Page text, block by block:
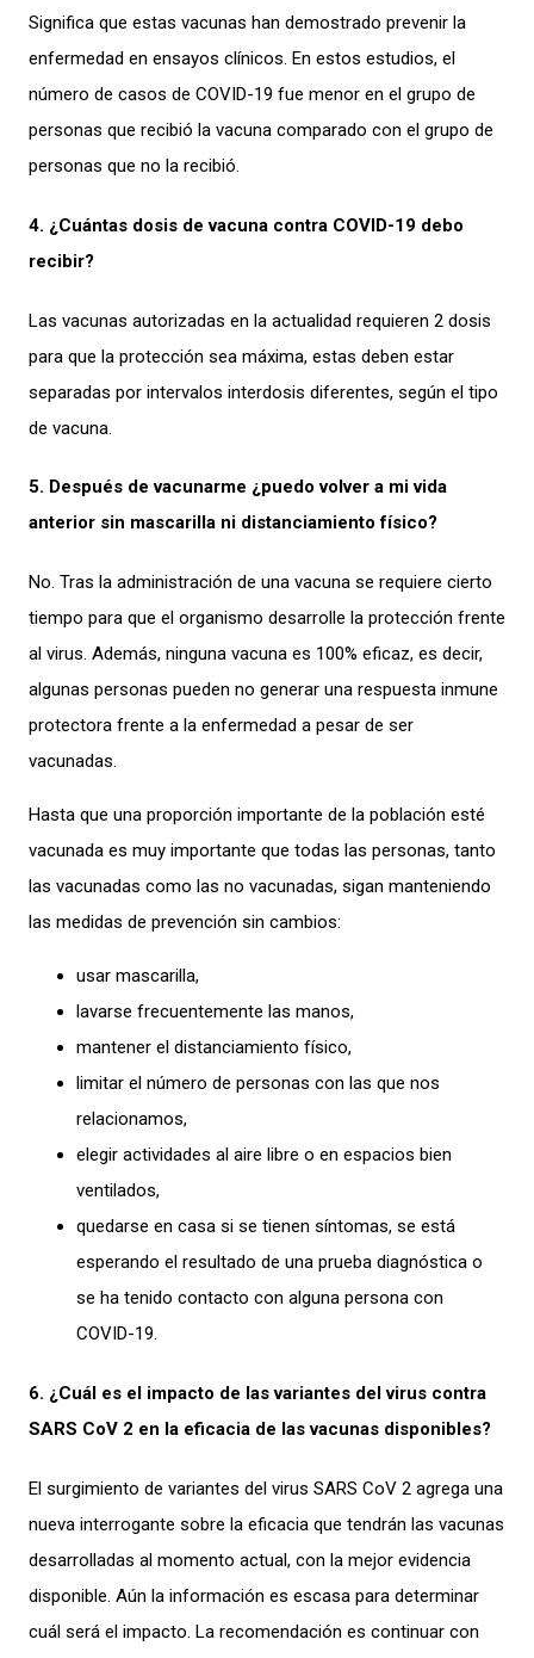
Significa que estas vacunas han demostrado prevenir la
enfermedad en ensayos clínicos. En estos estudios, el
número de casos de COVID-19 fue menor en el grupo de
personas que recibió la vacuna comparado con el grupo de
personas que no la recibió.
4. ¿Cuántas dosis de vacuna contra COVID-19 debo
recibir?
Las vacunas autorizadas en la actualidad requieren 2 dosis
para que la protección sea máxima, estas deben estar
separadas por intervalos interdosis diferentes, según el tipo
de vacuna.
5. Después de vacunarme ¿puedo volver a mi vida
anterior sin mascarilla ni distanciamiento físico?
No. Tras la administración de una vacuna se requiere cierto
tiempo para que el organismo desarrolle la protección frente
al virus. Además, ninguna vacuna es 100% eficaz, es decir,
algunas personas pueden no generar una respuesta inmune
protectora frente a la enfermedad a pesar de ser
vacunadas.
Hasta que una proporción importante de la población esté
vacunada es muy importante que todas las personas, tanto
las vacunadas como las no vacunadas, sigan manteniendo
las medidas de prevención sin cambios:
usar mascarilla,
lavarse frecuentemente las manos,
mantener el distanciamiento físico,
limitar el número de personas con las que nos
relacionamos,
elegir actividades al aire libre o en espacios bien
ventilados,
quedarse en casa si se tienen síntomas, se está
esperando el resultado de una prueba diagnóstica o
se ha tenido contacto con alguna persona con
COVID-19.
6. ¿Cuál es el impacto de las variantes del virus contra
SARS CoV 2 en la eficacia de las vacunas disponibles?
El surgimiento de variantes del virus SARS CoV 2 agrega una
nueva interrogante sobre la eficacia que tendrán las vacunas
desarrolladas al momento actual, con la mejor evidencia
disponible. Aún la información es escasa para determinar
cuál será el impacto. La recomendación es continuar con